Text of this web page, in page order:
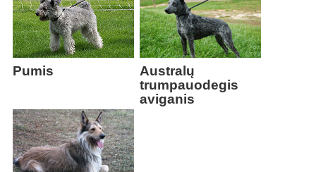
Pumis
Australų
trumpauodegis
aviganis